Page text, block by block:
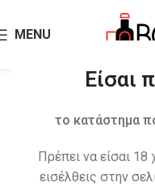
Είσαι
το κατάστημα
Πρέπει να είσαι
εισέλθεις στην
MENU